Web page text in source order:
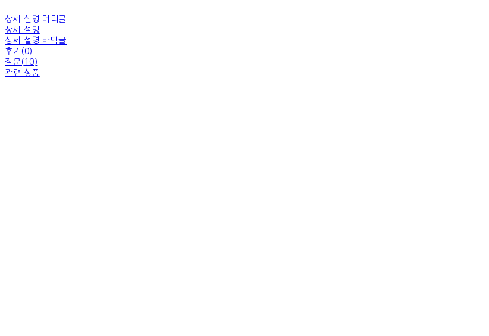
상세 설명 머리글
상세 설명
상세 설명 바닥글
후기(0)
질문(10)
관련 상품